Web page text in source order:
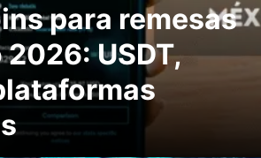
para remesas
USDT,